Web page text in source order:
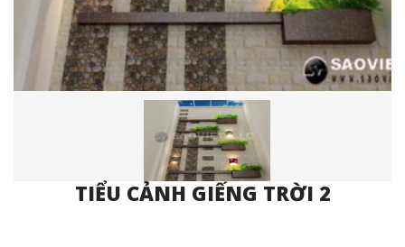
TIỂU CẢNH GIẾNG TRỜI 2